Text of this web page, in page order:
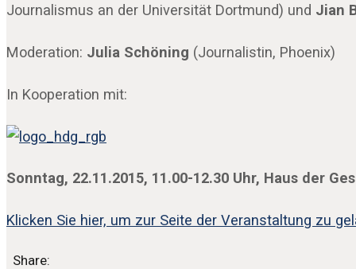
Journalismus an der Universität Dortmund) und Jian
Moderation: Julia Schöning (Journalistin, Phoenix)
In Kooperation mit:
Sonntag, 22.11.2015, 11.00-12.30 Uhr, Haus der
Klicken Sie hier, um zur Seite der Veranstaltung zu
Share: